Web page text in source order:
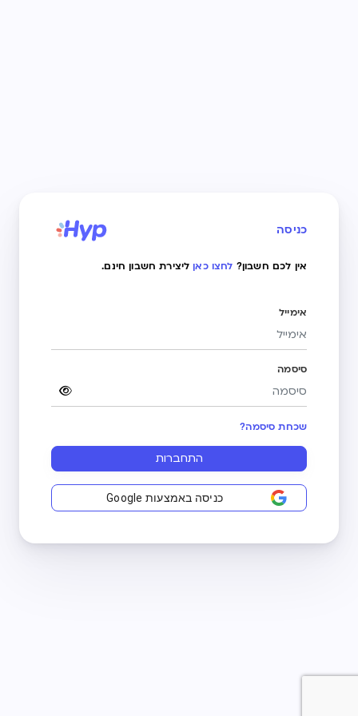
כניסה
אין לכם חשבון? לחצו כאן ליצירת חשבון חינם.
אימייל
סיסמה
שכחת סיסמה?
התחברות
כניסה באמצעות Google